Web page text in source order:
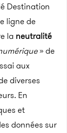
Destination
ligne de
la neutralité
» de
aux
diverses
En
et
données sur